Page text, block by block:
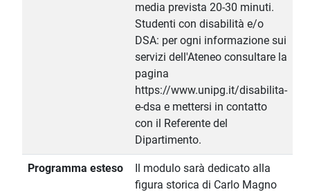
media prevista 20-30 minuti.
Studenti con disabilità e/o
DSA: per ogni informazione sui
servizi dell'Ateneo consultare la
pagina
https://www.unipg.it/disabilita-
e-dsa e mettersi in contatto
con il Referente del
Dipartimento.
Programma esteso
Il modulo sarà dedicato alla
figura storica di Carlo Magno